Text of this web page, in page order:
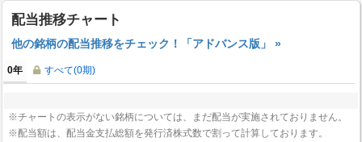
配当推移チャート
他の銘柄の配当推移をチェック！「アドバンス版」 »
0年 すべて(0期)
※チャートの表示がない銘柄については、まだ配当が実施されておりません。
※配当額は、配当金支払総額を発行済株式数で割って計算しております。